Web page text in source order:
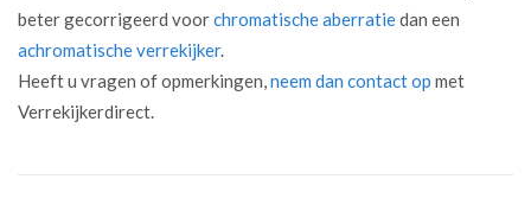
beter gecorrigeerd voorchromatische aberratiedan een
achromatische verrekijker.
Heeft u vragen of opmerkingen,neem dan contact op met
Verrekijkerdirect.